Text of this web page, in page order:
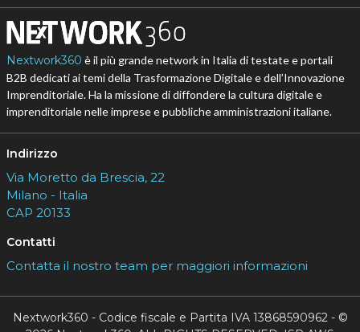
Nextwork360 è il più grande network in Italia di testate e portali
B2B dedicati ai temi della Trasformazione Digitale e dell’Innovazione
Imprenditoriale. Ha la missione di diffondere la cultura digitale e
imprenditoriale nelle imprese e pubbliche amministrazioni italiane.
Indirizzo
Via Moretto da Brescia, 22
Milano - Italia
CAP 20133
Contatti
Contatta il nostro team per maggiori informazioni
Nextwork360 - Codice fiscale e Partita IVA 13868590962 - ©